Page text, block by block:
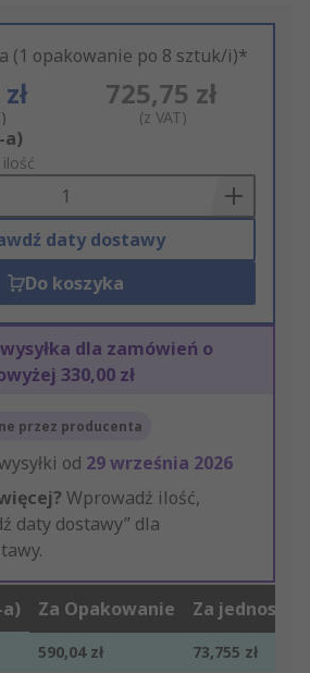
(1 opakowanie po 8 sztuk/i)*
725,75 zł
(z VAT)
a)
daty dostawy
Do koszyka
wysyłka dla zamówień o
330,00 zł
przez producenta
od 29 września 2026
Wprowadź ilość,
daty dostawy” dla
Za Opakowanie Za
590,04 zł 73,755 zł